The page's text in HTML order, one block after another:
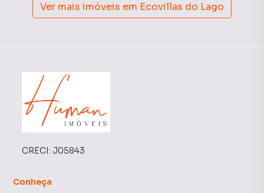
Ver mais imóveis em Ecovillas do Lago
CRECI: J05843
Conheça